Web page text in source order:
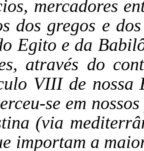
mercadores
dos gregos e
Egito e da
através do
VIII de
se em
(via
importam a